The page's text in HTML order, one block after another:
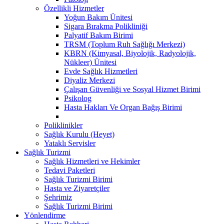
Özellikli Hizmetler
Yoğun Bakım Ünitesi
Sigara Bırakma Polikliniği
Palyatif Bakım Birimi
TRSM (Toplum Ruh Sağlığı Merkezi)
KBRN (Kimyasal, Biyolojik, Radyolojik,
Nükleer) Ünitesi
Evde Sağlık Hizmetleri
Diyaliz Merkezi
Çalışan Güvenliği ve Sosyal Hizmet Birimi
Psikolog
Hasta Hakları Ve Organ Bağış Birimi
Poliklinikler
Sağlık Kurulu (Heyet)
Yataklı Servisler
Sağlık Turizmi
Sağlık Hizmetleri ve Hekimler
Tedavi Paketleri
Sağlık Turizmi Birimi
Hasta ve Ziyaretçiler
Şehrimiz
Sağlık Turizmi Birimi
Yönlendirme